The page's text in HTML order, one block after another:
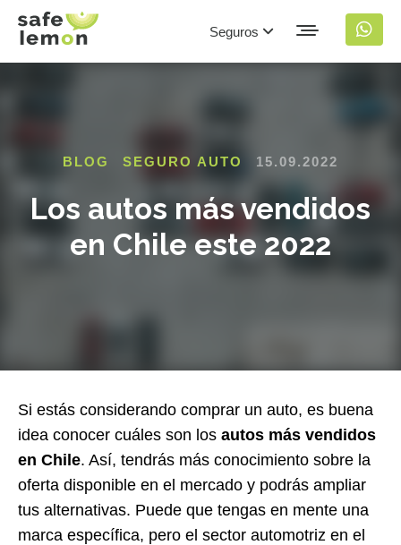
Seguros
BLOG SEGURO AUTO 15.09.2022
Los autos más vendidos
en Chile este 2022
Si estás considerando comprar un auto, es buena
idea conocer cuáles son los autos más vendidos
en Chile. Así, tendrás más conocimiento sobre la
oferta disponible en el mercado y podrás ampliar
tus alternativas. Puede que tengas en mente una
marca específica, pero el sector automotriz en el